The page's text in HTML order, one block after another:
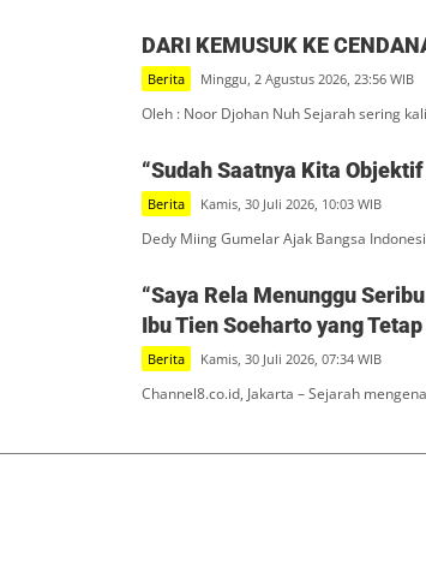
DARI KEMUSUK KE
Berita Minggu, 2 Agustus 2026, 23:56 WIB
Oleh : Noor Djohan Nuh Sejarah sering
“Sudah Saatnya Kita
Berita Kamis, 30 Juli 2026, 10:03 WIB
Dedy Miing Gumelar Ajak Bangsa
“Saya Rela Menunggu
Ibu Tien Soeharto yang
Berita Kamis, 30 Juli 2026, 07:34 WIB
Channel8.co.id, Jakarta – Sejarah